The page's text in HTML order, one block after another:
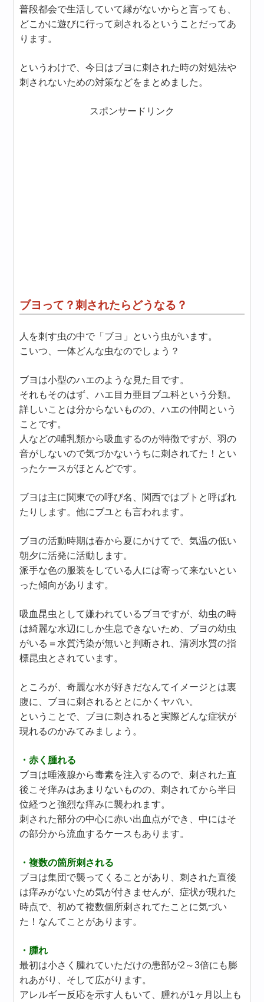
普段都会で生活していて縁がないからと言っても、
どこかに遊びに行って刺されるということだってあ
ります。
というわけで、今日はブヨに刺された時の対処法や
刺されないための対策などをまとめました。
スポンサードリンク
ブヨって？刺されたらどうなる？
人を刺す虫の中で「ブヨ」という虫がいます。
こいつ、一体どんな虫なのでしょう？
ブヨは小型のハエのような見た目です。
それもそのはず、ハエ目カ亜目ブユ科という分類。
詳しいことは分からないものの、ハエの仲間という
ことです。
人などの哺乳類から吸血するのが特徴ですが、羽の
音がしないので気づかないうちに刺されてた！とい
ったケースがほとんどです。
ブヨは主に関東での呼び名、関西ではブトと呼ばれ
たりします。他にブユとも言われます。
ブヨの活動時期は春から夏にかけてで、気温の低い
朝夕に活発に活動します。
派手な色の服装をしている人には寄って来ないとい
った傾向があります。
吸血昆虫として嫌われているブヨですが、幼虫の時
は綺麗な水辺にしか生息できないため、ブヨの幼虫
がいる＝水質汚染が無いと判断され、清冽水質の指
標昆虫とされています。
ところが、奇麗な水が好きだなんてイメージとは裏
腹に、ブヨに刺されるととにかくヤバい。
ということで、ブヨに刺されると実際どんな症状が
現れるのかみてみましょう。
・赤く腫れる
ブヨは唾液腺から毒素を注入するので、刺された直
後こそ痒みはあまりないものの、刺されてから半日
位経つと強烈な痒みに襲われます。
刺された部分の中心に赤い出血点ができ、中にはそ
の部分から流血するケースもあります。
・複数の箇所刺される
ブヨは集団で襲ってくることがあり、刺された直後
は痒みがないため気が付きませんが、症状が現れた
時点で、初めて複数個所刺されてたことに気づい
た！なんてことがあります。
・腫れ
最初は小さく腫れていただけの患部が2～3倍にも膨
れあがり、そして広がります。
アレルギー反応を示す人もいて、腫れが1ヶ月以上も